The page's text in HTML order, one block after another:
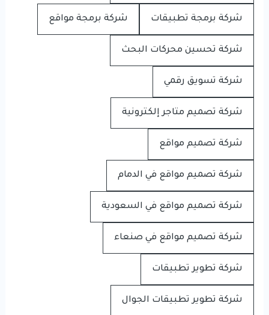
شركة برمجة تطبيقات شركة برمجة مواقع
شركة تحسين محركات البحث
شركة تسويق رقمي
شركة تصميم متاجر إلكترونية
شركة تصميم مواقع
شركة تصميم مواقع في الدمام
شركة تصميم مواقع في السعودية
شركة تصميم مواقع في صنعاء
شركة تطوير تطبيقات
شركة تطوير تطبيقات الجوال